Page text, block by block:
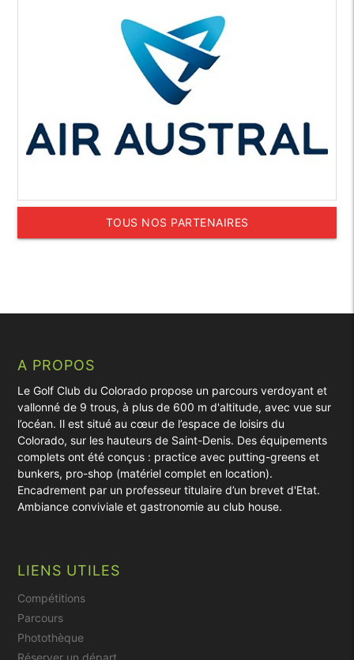
TOUS NOS PARTENAIRES
A PROPOS
Le Golf Club du Colorado propose un parcours verdoyant et
vallonné de 9 trous, à plus de 600 m d'altitude, avec vue sur
l’océan. Il est situé au cœur de l’espace de loisirs du
Colorado, sur les hauteurs de Saint-Denis. Des équipements
complets ont été conçus : practice avec putting-greens et
bunkers, pro-shop (matériel complet en location).
Encadrement par un professeur titulaire d’un brevet d'Etat.
Ambiance conviviale et gastronomie au club house.
LIENS UTILES
Compétitions
Parcours
Photothèque